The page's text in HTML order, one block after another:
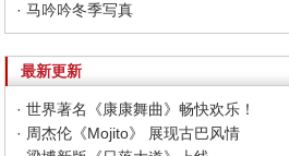
· 马吟吟冬季写真
最新更新
· 世界著名《康康舞曲》畅快欢乐！
· 周杰伦《Mojito》 展现古巴风情